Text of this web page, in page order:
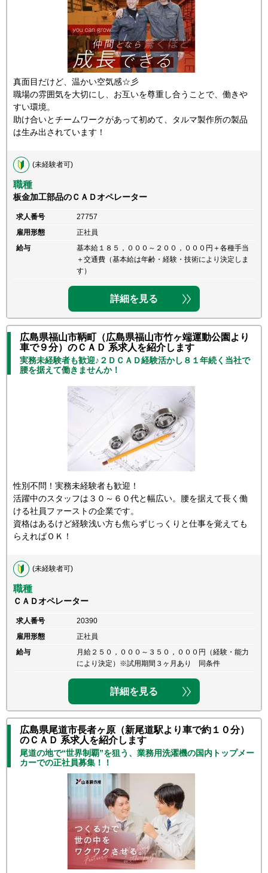
真面目だけど、温かい空気感☆彡
職場の雰囲気を大切にし、お互いを尊重し合うことで、働きや
すい環境。
助け合いとチームワークがあって初めて、タルマ製作所の製品
は生み出されています！
(未経験者可)
職種
板金加工部品のＣＡＤオペレーター
求人番号
27757
雇用形態
正社員
給与
基本給１８５，０００～２００，０００円＋各種手当
＋交通費（基本給は年齢・経験・技術により決定しま
す）
詳細を見る
広島県福山市鞆町（広島県福山市竹ヶ端運動公園より
車で９分）のＣＡＤ 系求人を紹介します
実務未経験者も歓迎♪２ＤＣＡＤ経験活かし８１年続く当社で
腰を据えて働きませんか！
性別不問！実務未経験者も歓迎！
活躍中のスタッフは３０～６０代と幅広い。腰を据えて長く働
ける社員ファーストの企業です。
資格はあるけど経験浅い方も焦らずじっくりと仕事を覚えても
らえればＯＫ！
(未経験者可)
職種
ＣＡＤオペレーター
求人番号
20390
雇用形態
正社員
給与
月給２５０，０００～３５０，０００円（経験・能力
により決定）※試用期間３ヶ月あり 同条件
詳細を見る
広島県尾道市長者ヶ原（新尾道駅より車で約１０分）
のＣＡＤ 系求人を紹介します
尾道の地で“世界制覇”を狙う、業務用洗濯機の国内トップメー
カーでの正社員募集！！